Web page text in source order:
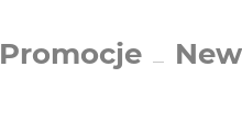
Promocje